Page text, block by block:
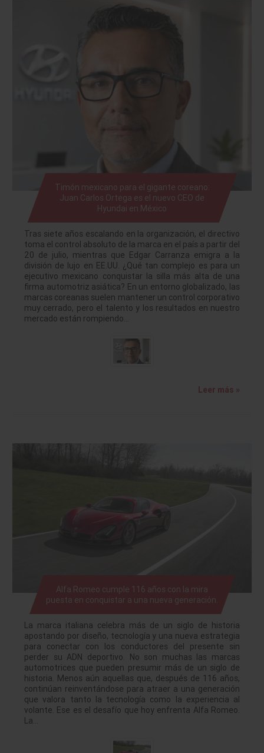
Timón mexicano para el gigante coreano:
Juan Carlos Ortega es el nuevo CEO de
Hyundai en México
Tras siete años escalando en la organización, el directivo
toma el control absoluto de la marca en el país a partir del
20 de julio, mientras que Edgar Carranza emigra a la
división de lujo en EE.UU. ¿Qué tan complejo es para un
ejecutivo mexicano conquistar la silla más alta de una
firma automotriz asiática? En un entorno globalizado, las
marcas coreanas suelen mantener un control corporativo
muy cerrado, pero el talento y los resultados en nuestro
mercado están rompiendo…
Leer más »
Alfa Romeo cumple 116 años con la mira
puesta en conquistar a una nueva generación.
La marca italiana celebra más de un siglo de historia
apostando por diseño, tecnología y una nueva estrategia
para conectar con los conductores del presente sin
perder su ADN deportivo. No son muchas las marcas
automotrices que pueden presumir más de un siglo de
historia. Menos aún aquellas que, después de 116 años,
continúan reinventándose para atraer a una generación
que valora tanto la tecnología como la experiencia al
volante. Ese es el desafío que hoy enfrenta Alfa Romeo.
La…